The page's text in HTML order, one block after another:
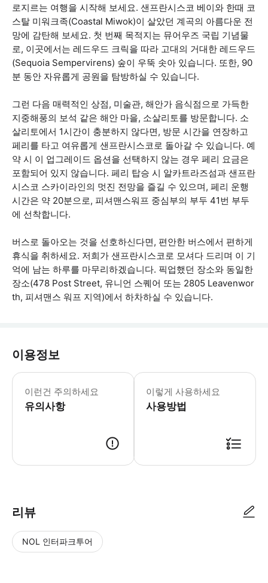
로지르는 여행을 시작해 보세요. 샌프란시스코 베이와 한때 코
스탈 미워크족(Coastal Miwok)이 살았던 계곡의 아름다운 전
망에 감탄해 보세요. 첫 번째 목적지는 뮤어우즈 국립 기념물
로, 이곳에서는 레드우드 크릭을 따라 고대의 거대한 레드우드
(Sequoia Sempervirens) 숲이 우뚝 솟아 있습니다. 또한, 90
분 동안 자유롭게 공원을 탐방하실 수 있습니다.
그런 다음 매력적인 상점, 미술관, 해안가 음식점으로 가득한
지중해풍의 보석 같은 해안 마을, 소살리토를 방문합니다. 소
살리토에서 1시간이 충분하지 않다면, 방문 시간을 연장하고
페리를 타고 여유롭게 샌프란시스코로 돌아갈 수 있습니다. 예
약 시 이 업그레이드 옵션을 선택하지 않는 경우 페리 요금은
포함되어 있지 않습니다. 페리 탑승 시 알카트라즈섬과 샌프란
시스코 스카이라인의 멋진 전망을 즐길 수 있으며, 페리 운행
시간은 약 20분으로, 피셔맨스워프 중심부의 부두 41번 부두
에 선착합니다.
버스로 돌아오는 것을 선호하신다면, 편안한 버스에서 편하게
휴식을 취하세요. 저희가 샌프란시스코로 모셔다 드리며 이 기
억에 남는 하루를 마무리하겠습니다. 픽업했던 장소와 동일한
장소(478 Post Street, 유니언 스퀘어 또는 2805 Leavenwor
th, 피셔맨스 워프 지역)에서 하차하실 수 있습니다.
이용정보
이런건 주의하세요
유의사항
자전거 투어에 대한 중요 정보: 승객
이렇게 사용하세요
사용방법
리뷰
NOL 인터파크투어